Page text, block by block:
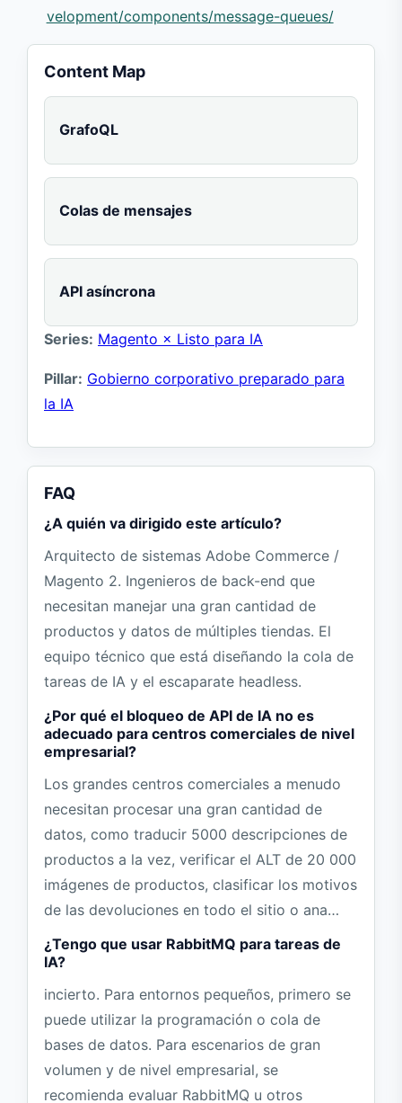
velopment/components/message-queues/
Content Map
GrafoQL
Colas de mensajes
API asíncrona
Series: Magento × Listo para IA
Pillar: Gobierno corporativo preparado para
la IA
FAQ
¿A quién va dirigido este artículo?
Arquitecto de sistemas Adobe Commerce /
Magento 2. Ingenieros de back-end que
necesitan manejar una gran cantidad de
productos y datos de múltiples tiendas. El
equipo técnico que está diseñando la cola de
tareas de IA y el escaparate headless.
¿Por qué el bloqueo de API de IA no es
adecuado para centros comerciales de nivel
empresarial?
Los grandes centros comerciales a menudo
necesitan procesar una gran cantidad de
datos, como traducir 5000 descripciones de
productos a la vez, verificar el ALT de 20 000
imágenes de productos, clasificar los motivos
de las devoluciones en todo el sitio o ana…
¿Tengo que usar RabbitMQ para tareas de
IA?
incierto. Para entornos pequeños, primero se
puede utilizar la programación o cola de
bases de datos. Para escenarios de gran
volumen y de nivel empresarial, se
recomienda evaluar RabbitMQ u otros